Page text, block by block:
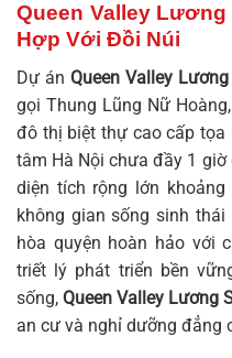
Queen Valley
Hợp Với Đồi Núi
Dự án Queen Valley
gọi Thung Lũng Nữ
đô thị biệt thự cao cấp tọa
tâm Hà Nội chưa đầy 1
diện tích rộng lớn
không gian sống sinh
hòa quyện hoàn hảo với
triết lý phát triển bền
sống,Queen Valley Lương
an cư và nghỉ dưỡng đẳng